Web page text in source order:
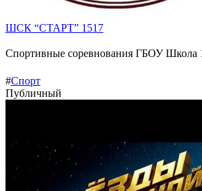
ШСК “СТАРТ” 1517
Спортивные соревнования ГБОУ Школа
#Спорт
Публичный